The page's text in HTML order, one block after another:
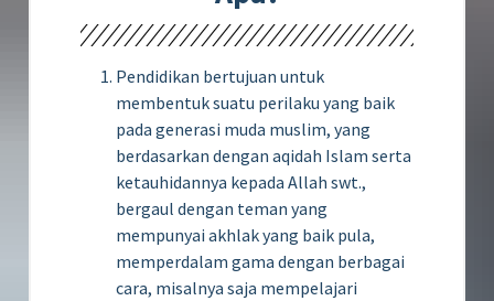
Pendidikan bertujuan untuk
membentuk suatu perilaku yang baik
pada generasi muda muslim, yang
berdasarkan dengan aqidah Islam serta
ketauhidannya kepada Allah swt.,
bergaul dengan teman yang
mempunyai akhlak yang baik pula,
memperdalam gama dengan berbagai
cara, misalnya saja mempelajari